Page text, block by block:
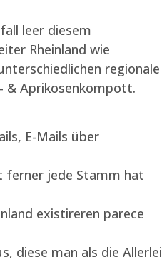
leer diesem
Rheinland wie
regionale
& Aprikosenkompott.
E-Mails über
ferner jede Stamm hat
existireren parece
diese man als die Allerlei